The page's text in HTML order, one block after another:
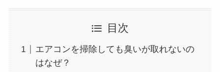
目次
エアコンを掃除しても臭いが取れないの
はなぜ？